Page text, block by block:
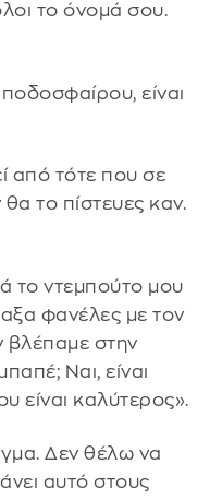
το όνομά σου.
είναι
από τότε που σε
το πίστευες καν.
το ντεμπούτο μου
φανέλες με τον
βλέπαμε στην
Ναι, είναι
είναι καλύτερος».
Δεν θέλω να
αυτό στους